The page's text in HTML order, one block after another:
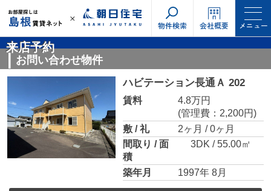
物件検索 会社概要 メニュー
来店予約
お問い合わせ物件
ハビテーション長通Ａ 202
賃料
4.8万円
(管理費：2,200円)
敷 / 礼
2ヶ月 / 0ヶ月
間取り / 面
積
3DK / 55.00㎡
築年月 1997年 8月